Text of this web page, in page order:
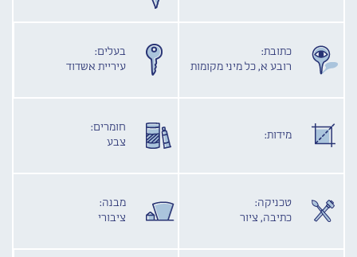
כתובת:
רובע א, כל מיני מקומות
בעלים:
עיריית אשדוד
מידות:
חומרים:
צבע
טכניקה:
כתיבה, ציור
מבנה:
ציבורי